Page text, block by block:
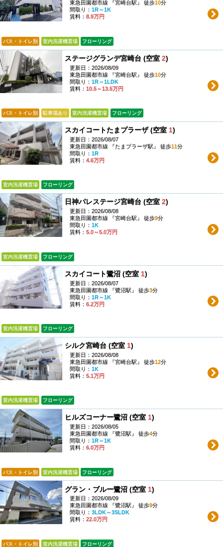
東急田園都市線 『宮崎台駅』 徒歩10分
間取り： 1R～1K
賃料： 8.9万円
バス・トイレ別 室内洗濯機置場 フローリング
ステージグランデ宮崎台 (空室 2)
更新日：2026/08/09
東急田園都市線 『宮崎台駅』 徒歩10分
間取り： 1R～1LDK
賃料： 10.5～13.5万円
バス・トイレ別 駐車場あり 室内洗濯機置場 フローリング
スカイコートたまプラーザ (空室 1)
更新日：2026/08/07
東急田園都市線 『たまプラーザ駅』 徒歩11分
間取り： 1R
賃料： 4.6万円
室内洗濯機置場 フローリング
日神パレステージ宮崎台 (空室 2)
更新日：2026/08/08
東急田園都市線 『宮崎台駅』 徒歩9分
間取り： 1K
賃料： 5.0～5.0万円
室内洗濯機置場 フローリング
スカイコート鷺沼 (空室 1)
更新日：2026/08/07
東急田園都市線 『鷺沼駅』 徒歩3分
間取り： 1R～1K
賃料： 6.2万円
室内洗濯機置場 フローリング
シルク宮崎台 (空室 1)
更新日：2026/08/08
東急田園都市線 『宮崎台駅』 徒歩12分
間取り： 1K
賃料： 5.1万円
室内洗濯機置場 フローリング
ヒルズコーナー鷺沼 (空室 1)
更新日：2026/08/05
東急田園都市線 『鷺沼駅』 徒歩4分
間取り： 1R～1K
賃料： 6.0万円
バス・トイレ別 室内洗濯機置場 フローリング
グラン・ブルー鷺沼 (空室 1)
更新日：2026/08/09
東急田園都市線 『鷺沼駅』 徒歩9分
間取り： 3LDK～3SLDK
賃料： 22.0万円
バス・トイレ別 室内洗濯機置場 フローリング